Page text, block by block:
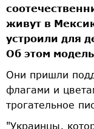
живут в
устроили для
Об этом
Они пришли
флагами и
трогательное
"Украинцы,